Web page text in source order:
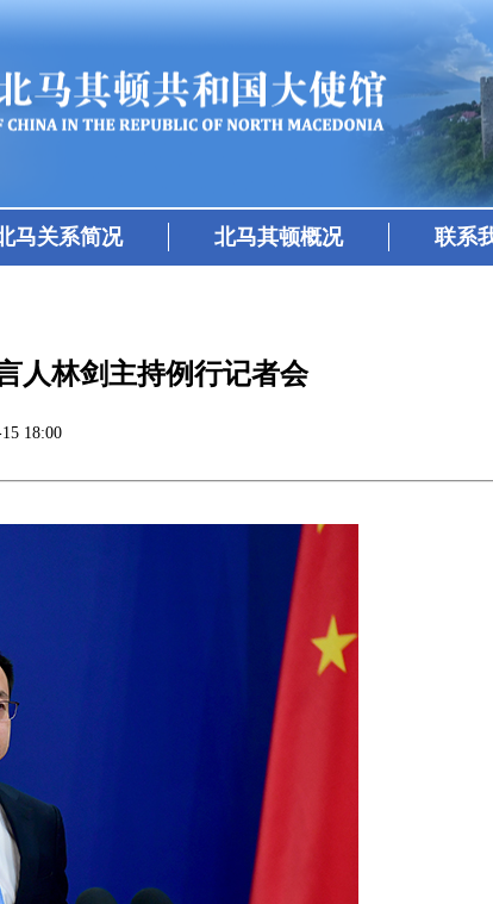
马关系简况 北马其顿概况 联系
人林剑主持例行记者会
18:00